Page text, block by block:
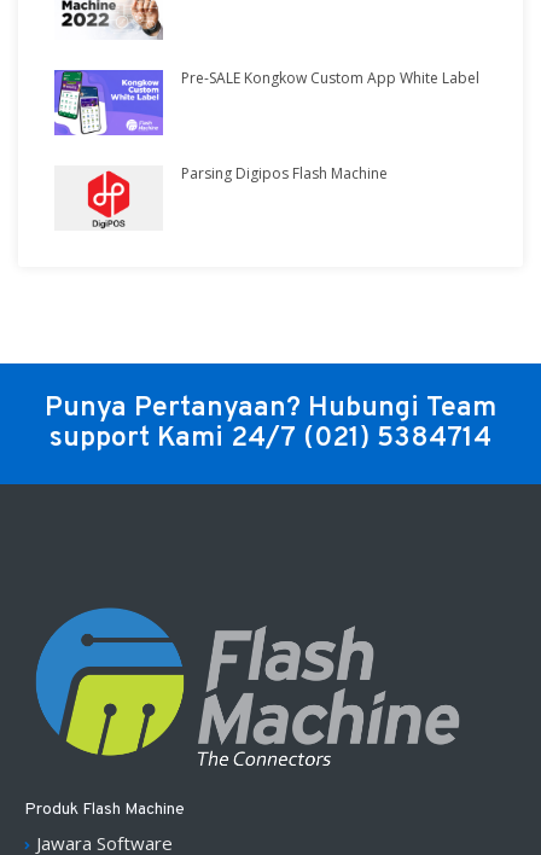
Pre-SALE Kongkow Custom App White Label
Parsing Digipos Flash Machine
Punya Pertanyaan? Hubungi Team
support Kami 24/7 (021) 5384714
Produk Flash Machine
Jawara Software